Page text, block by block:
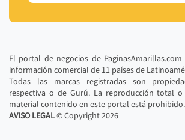
El portal de negocios de
información comercial de 11 países de
Todas las marcas registradas son
respectiva o de Gurú. La reproducción total
material contenido en este portal está prohibido.
AVISO LEGAL© Copyright2026